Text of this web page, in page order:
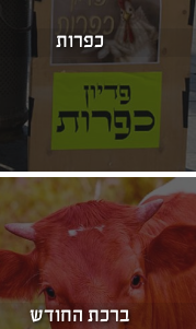
כפרות
ברכת החודש